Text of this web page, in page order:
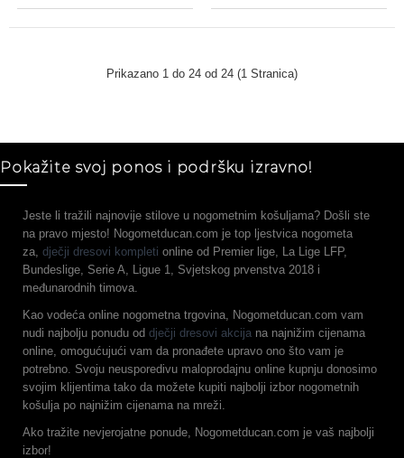
Prikazano 1 do 24 od 24 (1 Stranica)
Pokažite svoj ponos i podršku izravno!
Jeste li tražili najnovije stilove u nogometnim košuljama? Došli ste
na pravo mjesto! Nogometducan.com je top ljestvica nogometa
za, dječji dresovi kompleti online od Premier lige, La Lige LFP,
Bundeslige, Serie A, Ligue 1, Svjetskog prvenstva 2018 i
međunarodnih timova.
Kao vodeća online nogometna trgovina, Nogometducan.com vam
nudi najbolju ponudu od dječji dresovi akcija na najnižim cijenama
online, omogućujući vam da pronađete upravo ono što vam je
potrebno. Svoju neusporedivu maloprodajnu online kupnju donosimo
svojim klijentima tako da možete kupiti najbolji izbor nogometnih
košulja po najnižim cijenama na mreži.
Ako tražite nevjerojatne ponude, Nogometducan.com je vaš najbolji
izbor!